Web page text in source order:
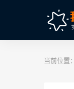
当前位置：